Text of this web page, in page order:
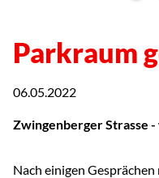
Parkraum
06.05.2022
Zwingenberger Strasse
Nach einigen